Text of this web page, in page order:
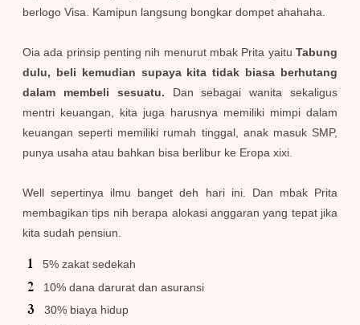
berlogo Visa. Kamipun langsung bongkar dompet ahahaha.
Oia ada prinsip penting nih menurut mbak Prita yaitu Tabung
dulu, beli kemudian supaya kita tidak biasa berhutang
dalam membeli sesuatu. Dan sebagai wanita sekaligus
mentri keuangan, kita juga harusnya memiliki mimpi dalam
keuangan seperti memiliki rumah tinggal, anak masuk SMP,
punya usaha atau bahkan bisa berlibur ke Eropa xixi.
Well sepertinya ilmu banget deh hari ini. Dan mbak Prita
membagikan tips nih berapa alokasi anggaran yang tepat jika
kita sudah pensiun.
5% zakat sedekah
10% dana darurat dan asuransi
30% biaya hidup